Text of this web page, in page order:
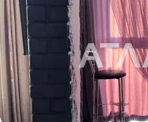
зупинка транспорту та багато
великим комплексом
трасу або на кільцеву дорогу
Домовимся про перегляд,
Можливе придбання в кредит
7%, єОселя 7% (ВПО) Код
Більше інформації та світлин
https://www.atlanta.ua/kiev/